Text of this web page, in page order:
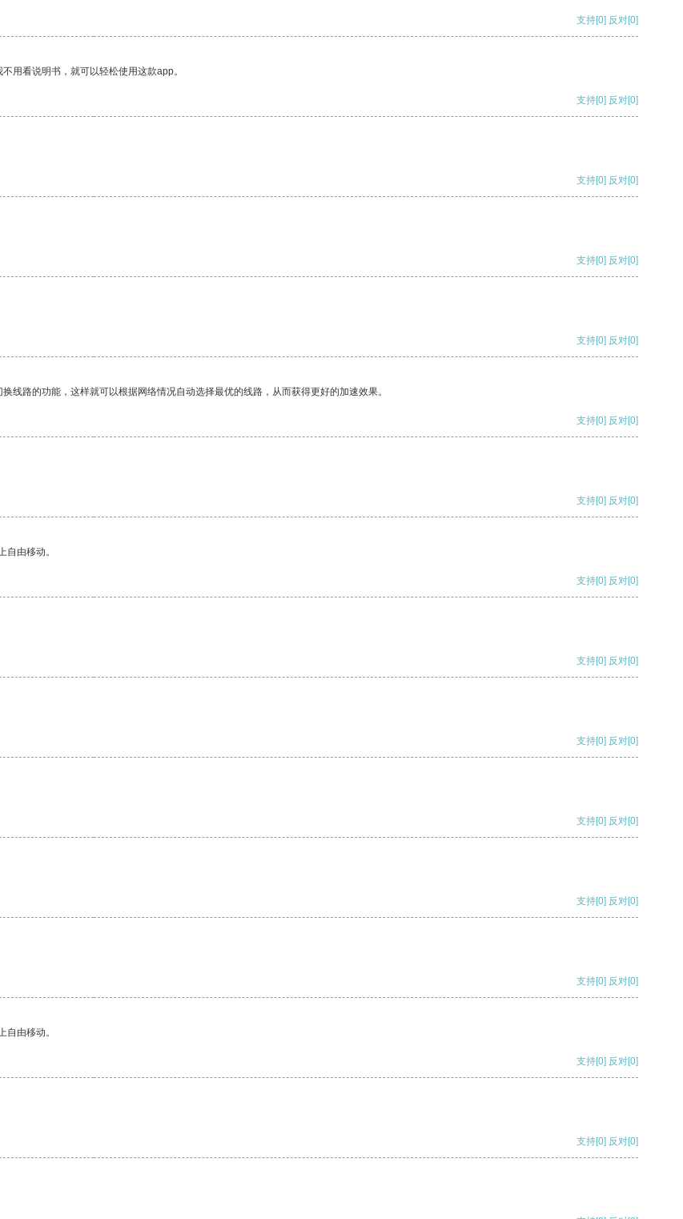
支持[0] 反对[0]
用看说明书，就可以轻松使用这款app。
支持[0] 反对[0]
支持[0] 反对[0]
支持[0] 反对[0]
支持[0] 反对[0]
路的功能，这样就可以根据网络情况自动选择最优的线路，从而获得更好的加速效果。
支持[0] 反对[0]
支持[0] 反对[0]
由移动。
支持[0] 反对[0]
支持[0] 反对[0]
支持[0] 反对[0]
支持[0] 反对[0]
支持[0] 反对[0]
支持[0] 反对[0]
由移动。
支持[0] 反对[0]
支持[0] 反对[0]